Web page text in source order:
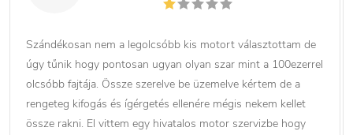
Szándékosan nem a legolcsóbb kis motort választottam de
úgy tűnik hogy pontosan ugyan olyan szar mint a 100ezerrel
olcsóbb fajtája. Össze szerelve be üzemelve kértem de a
rengeteg kifogás és ígérgetés ellenére mégis nekem kellet
össze rakni. El vittem egy hivatalos motor szervizbe hogy